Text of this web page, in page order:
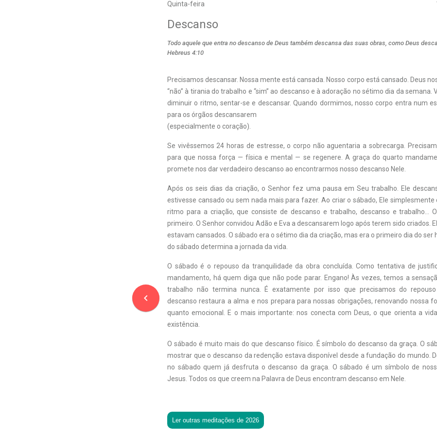
Quinta-feira
navigate_before
Descanso
Todo aquele que entra no descanso de Deus também descansa das suas obras, como Deus
Hebreus 4:10
Precisamos descansar. Nossa mente está cansada. Nosso corpo está cansado. Deus
“não” à tirania do trabalho e “sim” ao descanso e à adoração no sétimo dia da semana.
diminuir o ritmo, sentar-se e descansar. Quando dormimos, nosso corpo entra num
para os órgãos descansarem
(especialmente o coração).
Se vivêssemos 24 horas de estresse, o corpo não aguentaria a sobrecarga.
para que nossa força — física e mental — se regenere. A graça do quarto
promete nos dar verdadeiro descanso ao encontrarmos nosso descanso Nele.
Após os seis dias da criação, o Senhor fez uma pausa em Seu trabalho. Ele
estivesse cansado ou sem nada mais para fazer. Ao criar o sábado, Ele simplesmente
ritmo para a criação, que consiste de descanso e trabalho, descanso e trabalho…
primeiro. O Senhor convidou Adão e Eva a descansarem logo após terem sido criados.
estavam cansados. O sábado era o sétimo dia da criação, mas era o primeiro dia do ser
do sábado determina a jornada da vida.
O sábado é o repouso da tranquilidade da obra concluída. Como tentativa de
mandamento, há quem diga que não pode parar. Engano! Às vezes, temos a
trabalho não termina nunca. É exatamente por isso que precisamos do repouso
descanso restaura a alma e nos prepara para nossas obrigações, renovando nossa
quanto emocional. E o mais importante: nos conecta com Deus, o que orienta a
existência.
O sábado é muito mais do que descanso físico. É símbolo do descanso da graça. O
mostrar que o descanso da redenção estava disponível desde a fundação do mundo.
no sábado quem já desfruta o descanso da graça. O sábado é um símbolo de
Jesus. Todos os que creem na Palavra de Deus encontram descanso em Nele.
Ler outras meditações de 2026